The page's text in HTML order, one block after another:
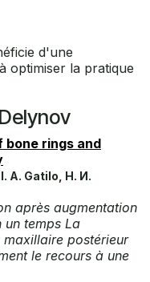
d'une
optimiser la pratique
rings and
А. Gatilo, Н. И.
après augmentation
temps La
postérieur
le recours à une